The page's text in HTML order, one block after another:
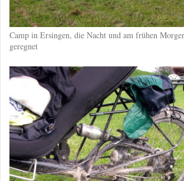
Camp in Ersingen, die Nacht und am frühen
geregnet